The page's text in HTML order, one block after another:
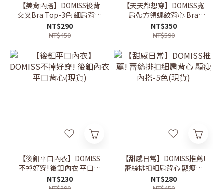
【美背內搭】DOMISS後背
交叉Bra Top-3色 細肩背心
(現+預)
NT$290
NT$450
【天天都想穿】DOMISS寬
肩帶方領螺紋背心 Bra
Top-3色 顯瘦 背心 百搭背
心(現貨)
NT$350
NT$590
【後釦平口內衣】DOMISS
不掉好穿! 後釦內衣 平口背
心(現貨)
NT$230
【甜感日常】DOMISS推薦!
蕾絲排扣細肩背心 顯瘦內
搭-5色(現貨)
NT$280